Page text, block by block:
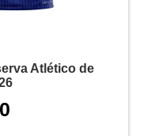
Atlético de